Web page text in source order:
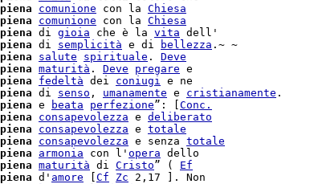
piena comunione con la Chiesa
piena comunione con la Chiesa
piena di gioia che è la vita dell'
piena di semplicità e di bellezza .~ ~
piena salute spirituale . Deve
piena maturità . Deve pregare e
piena fedeltà dei coniugi e ne
piena di senso , umanamente e cristianamente .
piena e beata perfezione”: [ Conc.
piena consapevolezza e deliberato
piena consapevolezza e totale
piena consapevolezza e senza totale
piena armonia con l' opera dello
piena maturità di Cristo” ( Ef
piena d' amore Cf Zc 2,17 ]. Non